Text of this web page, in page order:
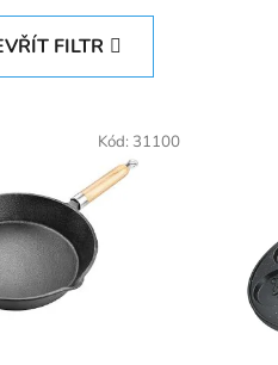
FILTR
Kód: 31100